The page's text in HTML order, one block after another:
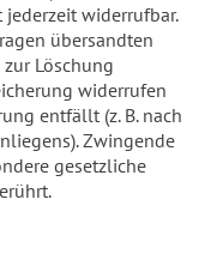
widerrufbar.
übersandten
Löschung
widerrufen
entfällt (z. B. nach
Zwingende
gesetzliche